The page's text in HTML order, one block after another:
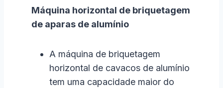
Máquina horizontal de briquetagem
de aparas de alumínio
A máquina de briquetagem
horizontal de cavacos de alumínio
tem uma capacidade maior do